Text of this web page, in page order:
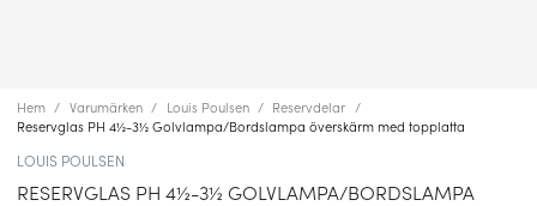
Hem Varumärken Louis Poulsen
Reservdelar
Reservglas PH 4½-3½ Golvlampa/Bordslampa överskärm med topplatta
LOUIS POULSEN
RESERVGLAS PH 4½-3½ GOLVLAMPA/BORDSLAMPA